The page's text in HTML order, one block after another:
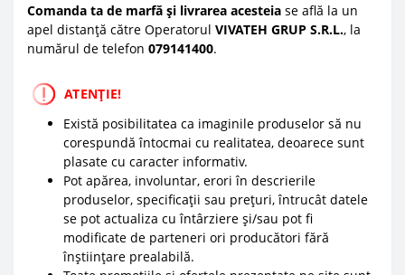
Comanda ta de marfă și livrarea acesteia se află la un
apel distanță către Operatorul VIVATEH GRUP S.R.L., la
numărul de telefon 079141400.
ATENȚIE!
Există posibilitatea ca imaginile produselor să nu
corespundă întocmai cu realitatea, deoarece sunt
plasate cu caracter informativ.
Pot apărea, involuntar, erori în descrierile
produselor, specificații sau prețuri, întrucât datele
se pot actualiza cu întârziere și/sau pot fi
modificate de parteneri ori producători fără
înștiințare prealabilă.